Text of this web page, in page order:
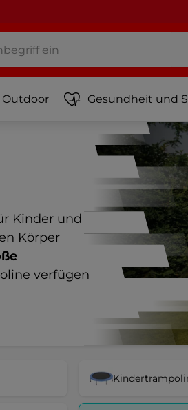
Outdoor Gesundheit und
Kinder und
Körper
verfügen